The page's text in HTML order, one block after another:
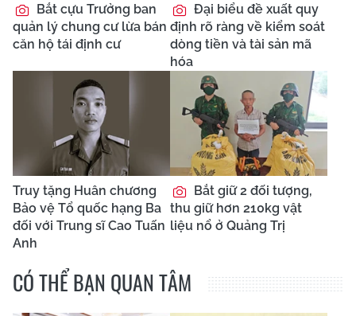
Bắt cựu Trưởng ban
quản lý chung cư lừa bán
căn hộ tái định cư
Đại biểu đề xuất quy
định rõ ràng về kiểm soát
dòng tiền và tài sản mã
hóa
Truy tặng Huân chương
Bảo vệ Tổ quốc hạng Ba
đối với Trung sĩ Cao Tuấn
Anh
Bắt giữ 2 đối tượng,
thu giữ hơn 210kg vật
liệu nổ ở Quảng Trị
CÓ THỂ BẠN QUAN TÂM